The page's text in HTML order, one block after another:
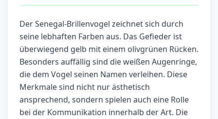
Der Senegal-Brillenvogel zeichnet sich durch
seine lebhaften Farben aus. Das Gefieder ist
überwiegend gelb mit einem olivgrünen Rücken.
Besonders auffällig sind die weißen Augenringe,
die dem Vogel seinen Namen verleihen. Diese
Merkmale sind nicht nur ästhetisch
ansprechend, sondern spielen auch eine Rolle
bei der Kommunikation innerhalb der Art. Die